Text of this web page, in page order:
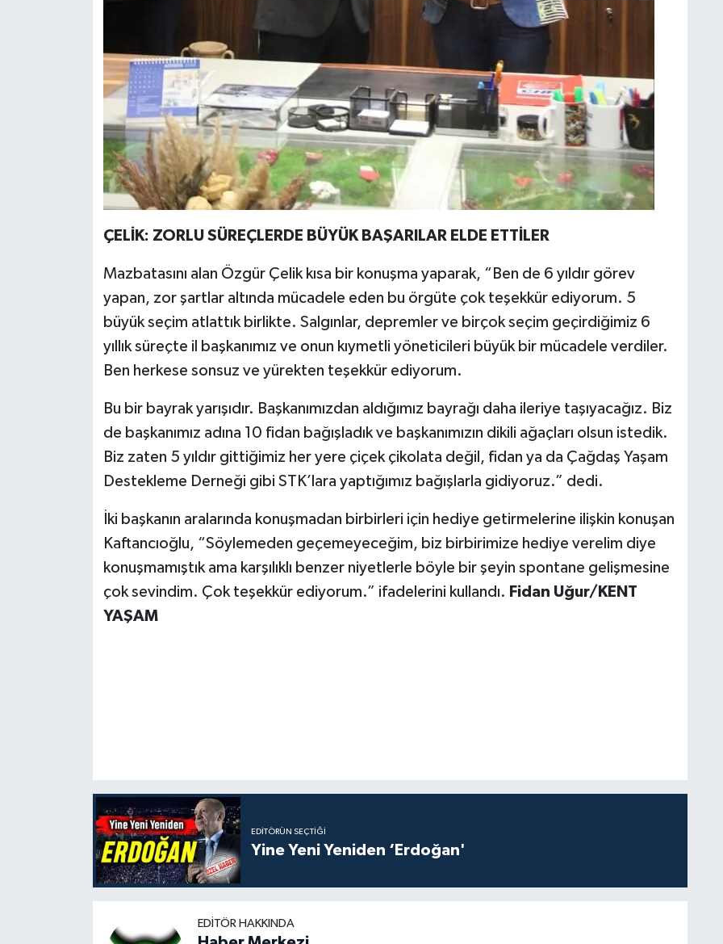
ÇELİK: ZORLU SÜREÇLERDE BÜYÜK BAŞARILAR ELDE ETTİLER
Mazbatasını alan Özgür Çelik kısa bir konuşma yaparak, “Ben de 6 yıldır görev
yapan, zor şartlar altında mücadele eden bu örgüte çok teşekkür ediyorum. 5
büyük seçim atlattık birlikte. Salgınlar, depremler ve birçok seçim geçirdiğimiz 6
yıllık süreçte il başkanımız ve onun kıymetli yöneticileri büyük bir mücadele verdiler.
Ben herkese sonsuz ve yürekten teşekkür ediyorum.
Bu bir bayrak yarışıdır. Başkanımızdan aldığımız bayrağı daha ileriye taşıyacağız. Biz
de başkanımız adına 10 fidan bağışladık ve başkanımızın dikili ağaçları olsun istedik.
Biz zaten 5 yıldır gittiğimiz her yere çiçek çikolata değil, fidan ya da Çağdaş Yaşam
Destekleme Derneği gibi STK’lara yaptığımız bağışlarla gidiyoruz.” dedi.
İki başkanın aralarında konuşmadan birbirleri için hediye getirmelerine ilişkin konuşan
Kaftancıoğlu, “Söylemeden geçemeyeceğim, biz birbirimize hediye verelim diye
konuşmamıştık ama karşılıklı benzer niyetlerle böyle bir şeyin spontane gelişmesine
çok sevindim. Çok teşekkür ediyorum.” ifadelerini kullandı. Fidan Uğur/KENT
YAŞAM
EDITÖRÜN SEÇTIĞI
Yine Yeni Yeniden ‘Erdoğan'
EDITÖR HAKKINDA